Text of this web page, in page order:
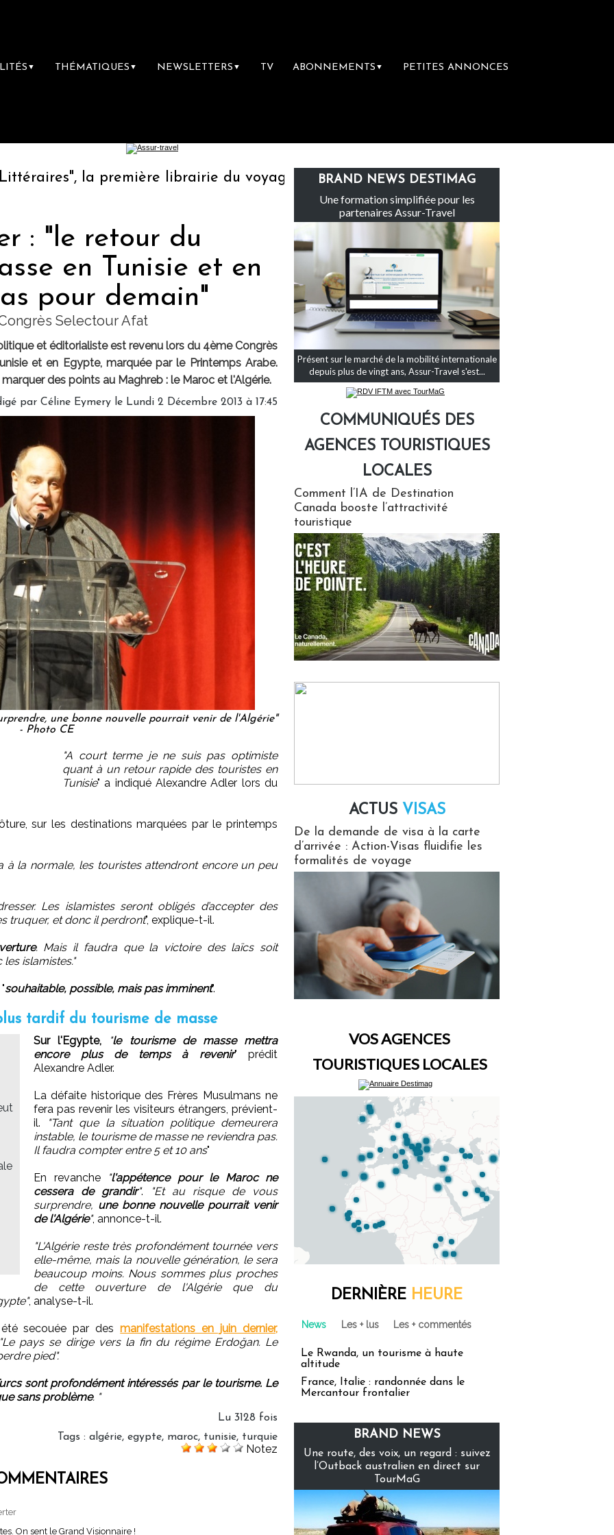
▼ THÉMATIQUES ▼ NEWSLETTERS ▼ TV ABONNEMENTS ▼ PETITES ANNONCES
la première librairie du voyage Le groupe Sainte-Claire rachète Eden Tour
: "le retour du
en Tunisie et en
pour demain"
Selectour Afat
et éditorialiste est revenu lors du 4ème Congrès
et en Egypte, marquée par le Printemps Arabe.
des points au Maghreb : le Maroc et l'Algérie.
par Céline Eymery le Lundi 2 Décembre 2013 à 17:45
une bonne nouvelle pourrait venir de l'Algérie"
- Photo CE
"A court terme je ne suis pas optimiste
quant à un retour rapide des touristes en
Tunisie" a indiqué Alexandre Adler lors du
sur les destinations marquées par le printemps
à la normale, les touristes attendront encore un peu
Les islamistes seront obligés d’accepter des
truquer, et donc il perdront", explique-t-il.
. Mais il faudra que la victoire des laïcs soit
islamistes."
"souhaitable, possible, mais pas imminent".
tardif du tourisme de masse
Sur l'Egypte, "le tourisme de masse mettra
encore plus de temps à revenir" prédit
Alexandre Adler.
La défaite historique des Frères Musulmans ne
fera pas revenir les visiteurs étrangers, prévient-
il.
"Tant que la situation politique demeurera
instable, le tourisme de masse ne reviendra pas.
Il faudra compter entre 5 et 10 ans"
En revanche "l'appétence pour le Maroc ne
cessera de grandir".
"Et au risque de vous
surprendre, une bonne nouvelle pourrait venir
de l'Algérie", annonce-t-il.
"L'Algérie reste très profondément tournée vers
elle-même, mais la nouvelle génération, le sera
beaucoup moins. Nous sommes plus proches
de cette ouverture de l'Algérie que du
, analyse-t-il.
secouée par desmanifestations en juin dernier,
pays se dirige vers la fin du régime Erdoğan. Le
pied".
sont profondément intéressés par le tourisme. Le
sans problème. "
Lu 3128 fois
Tags : algérie, egypte, maroc, tunisie, turquie
Notez
On sent le Grand Visionnaire !
BRAND NEWS DESTIMAG
Une formation simplifiée pour les
partenaires Assur-Travel
Présent sur le marché de la mobilité internationale
depuis plus de vingt ans, Assur-Travel s'est...
COMMUNIQUÉS DES
AGENCES TOURISTIQUES
LOCALES
Comment l’IA de Destination
Canada booste l’attractivité
touristique
ACTUS VISAS
De la demande de visa à la carte
d’arrivée : Action-Visas fluidifie les
formalités de voyage
VOS AGENCES
TOURISTIQUES LOCALES
DERNIÈRE HEURE
News Les + lus Les + commentés
Le Rwanda, un tourisme à haute
altitude
France, Italie : randonnée dans le
Mercantour frontalier
BRAND NEWS
Une route, des voix, un regard : suivez
l’Outback australien en direct sur
TourMaG